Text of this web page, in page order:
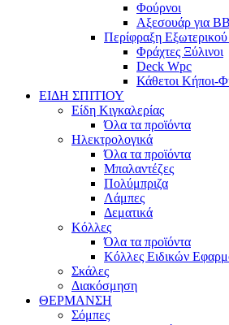
Φούρνοι
Αξεσουάρ για
Περίφραξη
Φράχτες Ξύλινοι
Deck Wpc
Κάθετοι Κήποι-
ΕΙΔΗ ΣΠΙΤΙΟΥ
Είδη Κιγκαλερίας
Όλα τα προϊόντα
Ηλεκτρολογικά
Όλα τα προϊόντα
Μπαλαντέζες
Πολύμπριζα
Λάμπες
Δεματικά
Κόλλες
Όλα τα προϊόντα
Κόλλες Ειδικών
Σκάλες
Διακόσμηση
ΘΕΡΜΑΝΣΗ
Σόμπες